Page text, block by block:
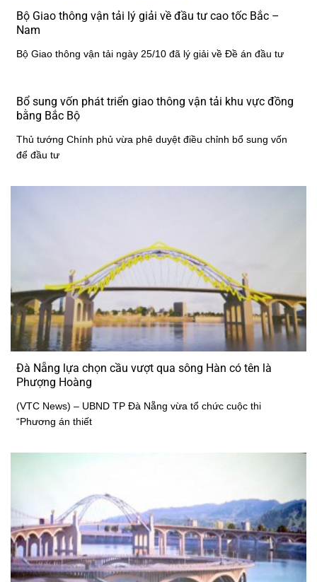
Bộ Giao thông vận tải lý giải về đầu tư cao tốc Bắc –
Nam
Bộ Giao thông vận tải ngày 25/10 đã lý giải về Đề án đầu tư
Bổ sung vốn phát triển giao thông vận tải khu vực đồng
bằng Bắc Bộ
Thủ tướng Chính phủ vừa phê duyệt điều chỉnh bổ sung vốn
để đầu tư
Đà Nẵng lựa chọn cầu vượt qua sông Hàn có tên là
Phượng Hoàng
(VTC News) – UBND TP Đà Nẵng vừa tổ chức cuộc thi
“Phương án thiết